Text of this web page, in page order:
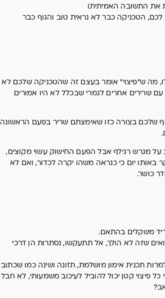
את התשובה האמיתית)
הטכניקה כבר לא נראית טוב והגוף כבר
מה ש"פיצוי" אומר בעצם זה שהטכניקה שלכם לא
שרירים אחרים לגמרי שבכלל לא היו אמורים
שלכם בצורה כזו שאימצתם שריר בפעם הראשונה
מגרש רגילף אבל הפעם החישוק עשוי מקוצים,
יום כי כנראה משהו יקרה לכדור, ואם לא
כושר.
משקלים בהתאם.
שזה לא הולך, אל תתעקשו, נסתרות הן דרכי
תכנית אימון מושלמת, תזונה ושינה כמו שכתוב
פיצוי קטן יכול להוביל לעיכוב משמעותי, לא חבל